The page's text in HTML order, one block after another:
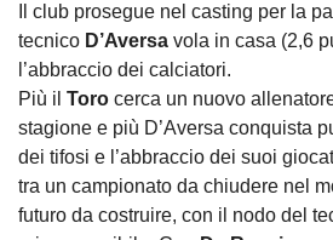
Il club prosegue nel casting per la
tecnico D’Aversa vola in casa (2,6
l’abbraccio dei calciatori.
Più il Toro cerca un nuovo
stagione e più D’Aversa conquista
dei tifosi e l’abbraccio dei suoi
tra un campionato da chiudere nel
futuro da costruire, con il nodo del